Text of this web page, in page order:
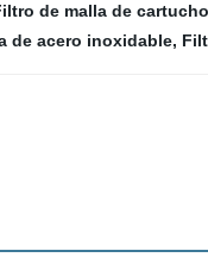
de malla de
de acero inoxidable,